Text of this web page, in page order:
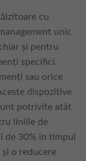
cu
unic
și pentru
specifici.
sau orice
dispozitive
potrivite atât
liniile de
30% în timpul
o reducere